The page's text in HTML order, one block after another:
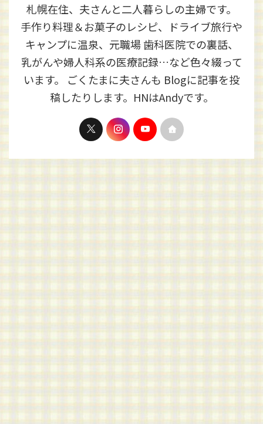
札幌在住、夫さんと二人暮らしの主婦です。
手作り料理＆お菓子のレシピ、ドライブ旅行や
キャンプに温泉、元職場 歯科医院での裏話、
乳がんや婦人科系の医療記録…など色々綴って
います。 ごくたまに夫さんも Blogに記事を投
稿したりします。HNはAndyです。